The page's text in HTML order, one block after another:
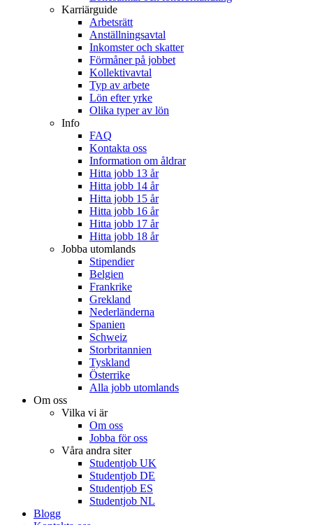
Karriärguide
Arbetsrätt
Anställningsavtal
Inkomster och skatter
Förmåner på jobbet
Kollektivavtal
Typ av arbete
Lön efter yrke
Olika typer av lön
Info
FAQ
Kontakta oss
Information om åldrar
Hitta jobb 13 år
Hitta jobb 14 år
Hitta jobb 15 år
Hitta jobb 16 år
Hitta jobb 17 år
Hitta jobb 18 år
Jobba utomlands
Stipendier
Belgien
Frankrike
Grekland
Nederländerna
Spanien
Schweiz
Storbritannien
Tyskland
Österrike
Alla jobb utomlands
Om oss
Vilka vi är
Om oss
Jobba för oss
Våra andra siter
Studentjob UK
Studentjob DE
Studentjob ES
Studentjob NL
Blogg